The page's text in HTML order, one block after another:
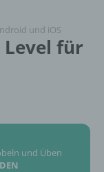
und iOS
Level für
und Üben